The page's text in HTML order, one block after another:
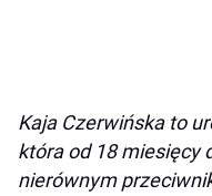
Kaja Czerwińska to
która od 18 miesięcy
nierównym